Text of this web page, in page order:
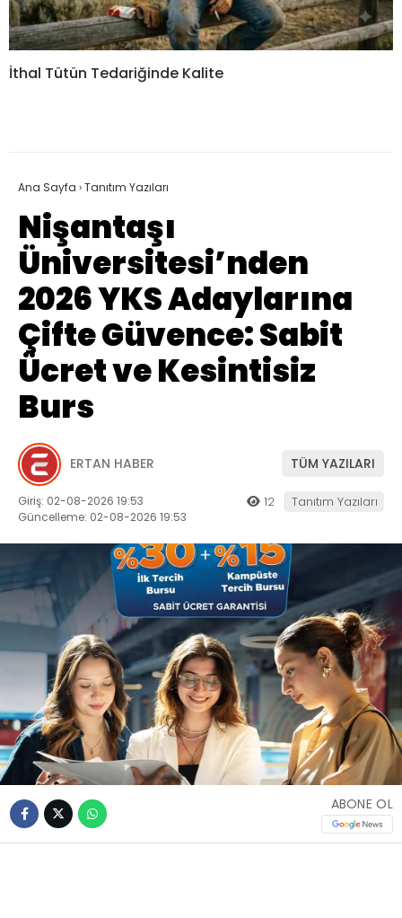
İthal Tütün Tedariğinde Kalite
Ana Sayfa ›Tanıtım Yazıları
Nişantaşı
Üniversitesi’nden
2026 YKS Adaylarına
Çifte Güvence: Sabit
Ücret ve Kesintisiz
Burs
ERTAN HABER TÜM YAZILARI
Giriş: 02-08-2026 19:53
Güncelleme: 02-08-2026 19:53
12 Tanıtım Yazıları
ABONE OL